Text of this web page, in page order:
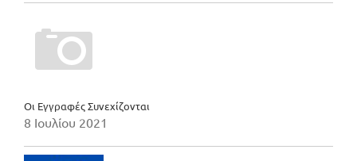
Οι Εγγραφές Συνεχίζονται
8 Ιουλίου 2021